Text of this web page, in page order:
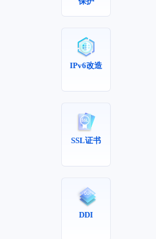
IPv6改造
SSL证书
DDI